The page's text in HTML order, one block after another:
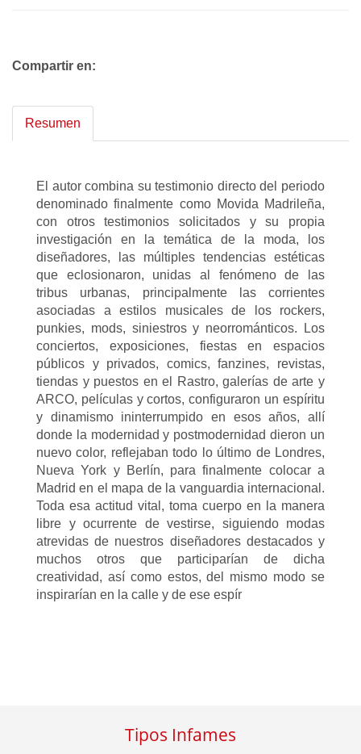
Compartir en:
Resumen
El autor combina su testimonio directo del periodo
denominado finalmente como Movida Madrileña,
con otros testimonios solicitados y su propia
investigación en la temática de la moda, los
diseñadores, las múltiples tendencias estéticas
que eclosionaron, unidas al fenómeno de las
tribus urbanas, principalmente las corrientes
asociadas a estilos musicales de los rockers,
punkies, mods, siniestros y neorrománticos. Los
conciertos, exposiciones, fiestas en espacios
públicos y privados, comics, fanzines, revistas,
tiendas y puestos en el Rastro, galerías de arte y
ARCO, películas y cortos, configuraron un espíritu
y dinamismo ininterrumpido en esos años, allí
donde la modernidad y postmodernidad dieron un
nuevo color, reflejaban todo lo último de Londres,
Nueva York y Berlín, para finalmente colocar a
Madrid en el mapa de la vanguardia internacional.
Toda esa actitud vital, toma cuerpo en la manera
libre y ocurrente de vestirse, siguiendo modas
atrevidas de nuestros diseñadores destacados y
muchos otros que participarían de dicha
creatividad, así como estos, del mismo modo se
inspirarían en la calle y de ese espír
Tipos Infames